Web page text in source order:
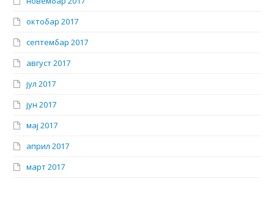
октобар 2017
септембар 2017
август 2017
јул 2017
јун 2017
мај 2017
април 2017
март 2017